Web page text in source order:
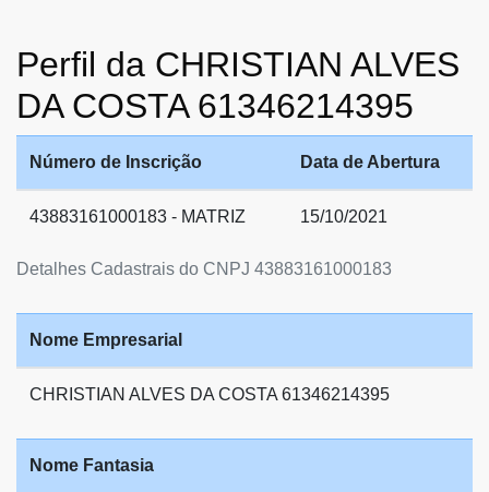
Perfil da CHRISTIAN ALVES
DA COSTA 61346214395
Detalhes Cadastrais do CNPJ 43883161000183
Número de Inscrição Data de Abertura
43883161000183 - MATRIZ 15/10/2021
Nome Empresarial
CHRISTIAN ALVES DA COSTA 61346214395
Nome Fantasia